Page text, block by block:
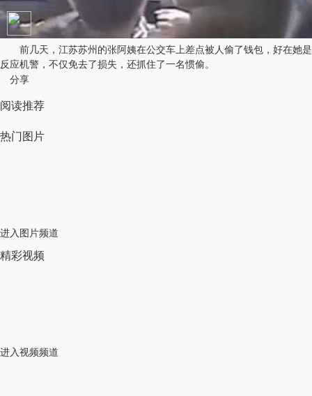
前几天，江苏苏州的张阿姨在公交车上差点被人偷了钱包，好在她是
反应机警，不仅免去了损失，还抓住了一名惯偷。
分享
阅读推荐
热门图片
进入图片频道
精彩视频
进入视频频道